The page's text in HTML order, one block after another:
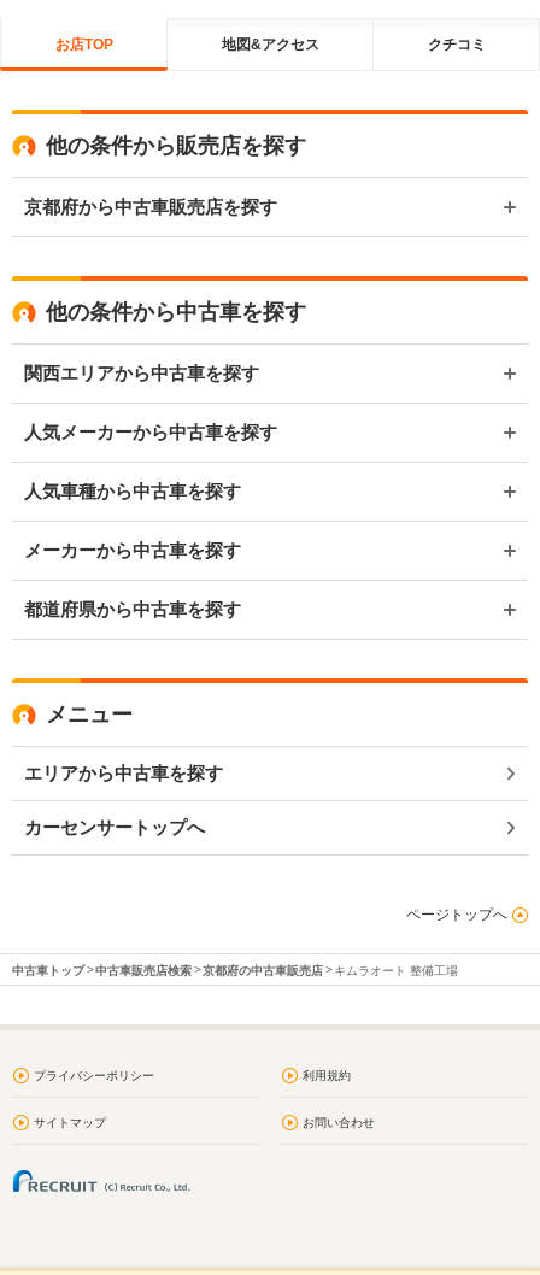
お店TOP 地図&アクセス クチコミ
他の条件から販売店を探す
京都府から中古車販売店を探す
他の条件から中古車を探す
関西エリアから中古車を探す
人気メーカーから中古車を探す
人気車種から中古車を探す
メーカーから中古車を探す
都道府県から中古車を探す
メニュー
エリアから中古車を探す
カーセンサートップへ
ページトップへ
中古車トップ 中古車販売店検索 京都府の中古車販売店 キムラオート 整備工場
プライバシーポリシー 利用規約
サイトマップ お問い合わせ